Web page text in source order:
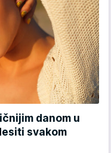
danom u
svakom